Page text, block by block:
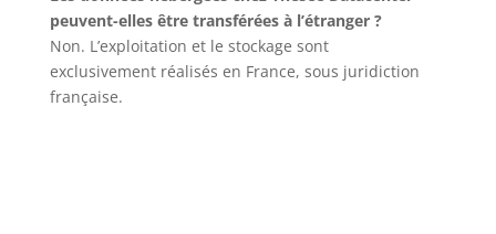
peuvent-elles être transférées à l’étranger ?
Non. L’exploitation et le stockage sont
exclusivement réalisés en France, sous juridiction
française.